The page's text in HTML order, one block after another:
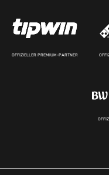
OFFIZIELLER PREMIUM-PARTNER